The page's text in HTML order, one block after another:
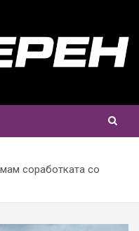
соработката со